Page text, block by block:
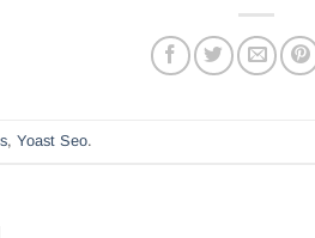
, Yoast Seo.